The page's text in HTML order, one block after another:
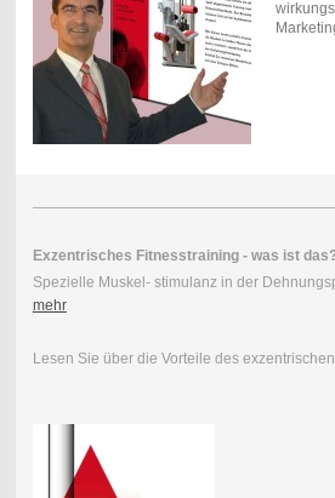
Exzentrisches Fitnesstraining - was ist
Spezielle Muskel- stimulanz in der
mehr
Lesen Sie über die Vorteile des